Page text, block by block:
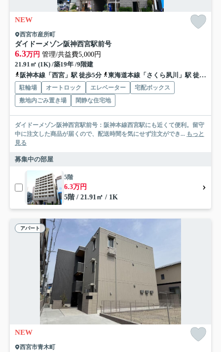
NEW
西宮市産所町
ダイドーメゾン阪神西宮駅前号
6.3万円 管理/共益費5,000円
21.91㎡ (1K) /築19年 /9階建
阪神本線「西宮」駅 徒歩5分
東海道本線「さくら夙川」駅 徒歩5分
駐輪場 オートロック エレベーター
宅配ボックス
敷地内ごみ置き場
閑静な住宅地
ダイドーメゾン阪神西宮駅前号：阪神本線西宮駅にも近くて便利。留守
中に注文した商品が届くので、配送時間を気にせず注文ができ... もっと
見る
募集中の部屋
5階
6.3万円
5階 / 21.91㎡ / 1K
アパート
NEW
西宮市青木町